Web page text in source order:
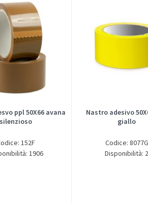
ppl 50X66 avana
silenzioso
152F
1906
Nastro adesivo
giallo
Codice: 8077G
Disponibilità: 2